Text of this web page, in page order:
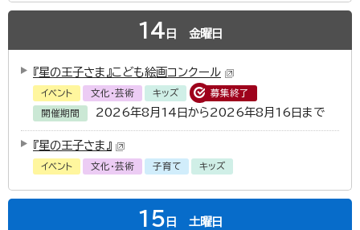
14 日 金曜日
『星の王子さま』こども絵画コンクール
イベント 文化・芸術 キッズ 募集終了
開催期間 2026年8月14日から2026年8月16日まで
『星の王子さま』
イベント 文化・芸術 子育て キッズ
15 日 土曜日